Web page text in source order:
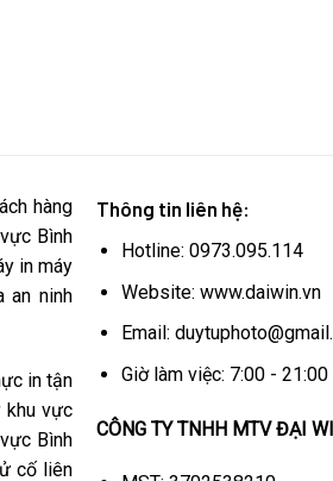
hàng
Bình
in máy
an ninh
in tận
khu vực
Bình
cố liên
Thông tin liên hệ:
Hotline: 0973.095.114
Website: www.daiwin.vn
Email:
Giờ làm việc: 7:00 - 21:00
CÔNG TY TNHH MTV ĐẠI